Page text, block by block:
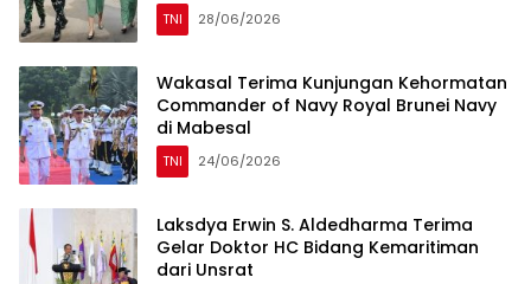
TNI 28/06/2026
Wakasal Terima Kunjungan Kehormatan
Commander of Navy Royal Brunei Navy
di Mabesal
TNI 24/06/2026
Laksdya Erwin S. Aldedharma Terima
Gelar Doktor HC Bidang Kemaritiman
dari Unsrat